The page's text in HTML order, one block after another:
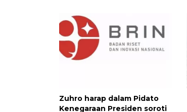
Zuhro harap dalam Pidato
Kenegaraan Presiden soroti